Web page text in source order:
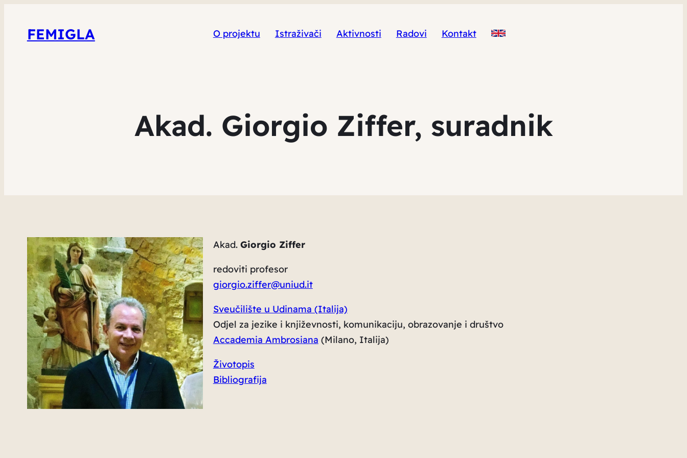
FEMIGLA O projektu Istraživači Aktivnosti Radovi Kontakt
Akad. Giorgio Ziffer, suradnik
Akad. Giorgio Ziffer
redoviti profesor
giorgio.ziffer@uniud.it
Sveučilište u Udinama (Italija)
Odjel za jezike i književnosti, komunikaciju, obrazovanje i društvo
Accademia Ambrosiana (Milano, Italija)
Životopis
Bibliografija